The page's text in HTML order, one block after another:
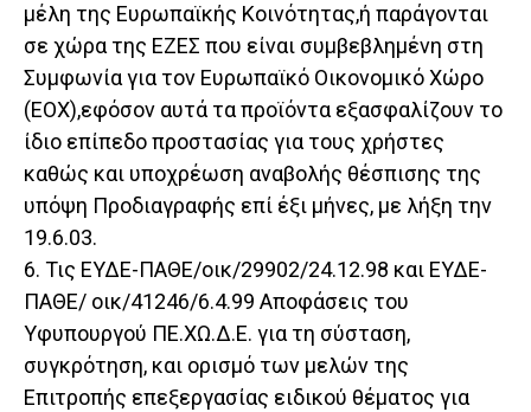
μέλη της Ευρωπαϊκής Κοινότητας,ή παράγονται
σε χώρα της ΕΖΕΣ που είναι συμβεβλημένη στη
Συμφωνία για τον Ευρωπαϊκό Οικονομικό Χώρο
(ΕΟΧ),εφόσον αυτά τα προϊόντα εξασφαλίζουν το
ίδιο επίπεδο προστασίας για τους χρήστες
καθώς και υποχρέωση αναβολής θέσπισης της
υπόψη Προδιαγραφής επί έξι μήνες, με λήξη την
19.6.03.
6. Τις ΕΥΔΕ-ΠΑΘΕ/οικ/29902/24.12.98 και ΕΥΔΕ-
ΠΑΘΕ/ οικ/41246/6.4.99 Αποφάσεις του
Υφυπουργού ΠΕ.ΧΩ.Δ.Ε. για τη σύσταση,
συγκρότηση, και ορισμό των μελών της
Επιτροπής επεξεργασίας ειδικού θέματος για